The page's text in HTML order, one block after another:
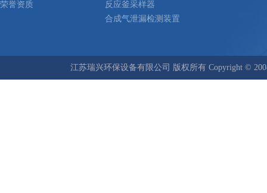
荣誉资质
反应釜采样器
合成气泄漏检测装置
江苏瑞兴环保设备有限公司 版权所有 Copyright ©